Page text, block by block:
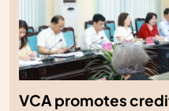
VCA promotes